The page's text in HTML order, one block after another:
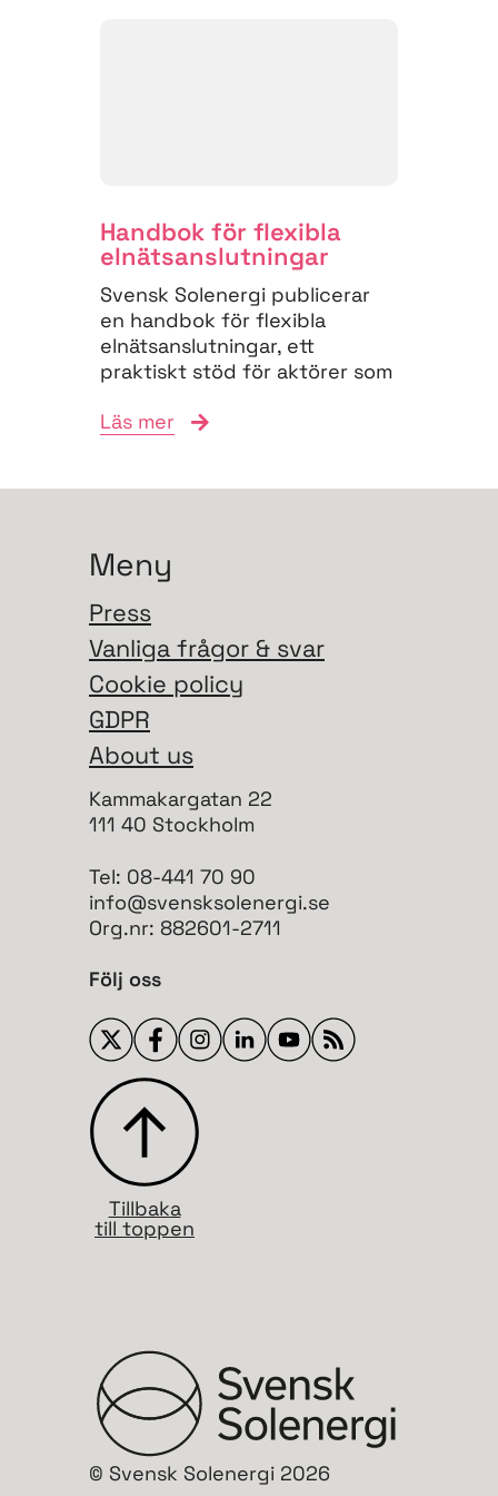
Handbok för flexibla
elnäts­anslutningar
Svensk Solenergi publicerar
en handbok för flexibla
elnätsanslutningar, ett
praktiskt stöd för aktörer som
anslutningsprocessen och
Läs mer
Meny
Press
Vanliga frågor & svar
Cookie policy
GDPR
About us
Kammakargatan 22
111 40 Stockholm
Tel: 08-441 70 90
info@svensksolenergi.se
Org.nr: 882601-2711
Följ oss
Tillbaka
till toppen
© Svensk Solenergi 2026